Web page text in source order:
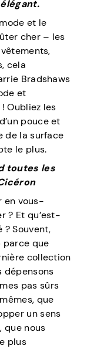
et le
cher – les
cela
Bradshaws
et
Oubliez les
pouce et
de la surface
le plus.
toutes les
en vous-
? Et qu’est-
Souvent,
parce que
collection
dépensons
pas sûrs
que
un sens
que nous
plus